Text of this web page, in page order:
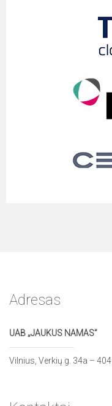
Adresas
UAB „JAUKUS NAMAS”
Vilnius, Verkių g. 34a – 404